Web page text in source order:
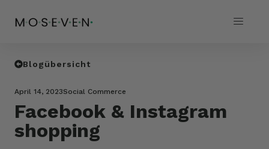
Blogübersicht
April 14, 2023Social Commerce
Facebook & Instagram
shopping